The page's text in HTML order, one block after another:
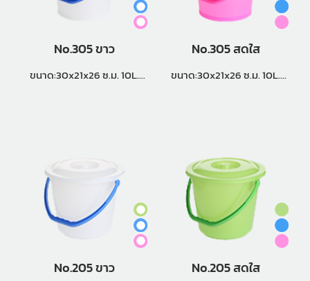
No.305 ขาว
ขนาด:30x21x26 ซ.ม. 10L.
No.305 สดใส
ขนาด:30x21x26 ซ.ม. 10L.
No.205 ขาว No.205 สดใส